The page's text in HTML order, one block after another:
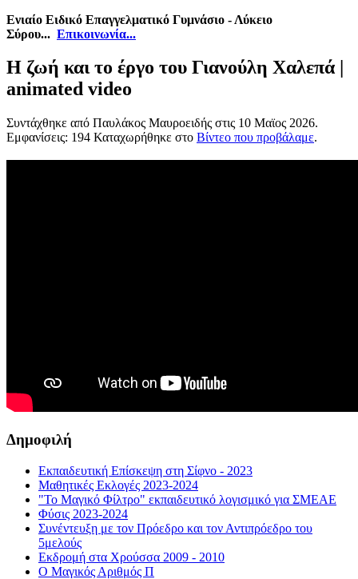
Ενιαίο Ειδικό Επαγγελματικό Γυμνάσιο - Λύκειο
Σύρου... Επικοινωνία...
Η ζωή και το έργο του Γιανούλη Χαλεπά |
animated video
Συντάχθηκε από Παυλάκος Μαυροειδής στις 10 Μαϊος 2026.
Εμφανίσεις: 194 Καταχωρήθηκε στο Βίντεο που προβάλαμε.
Δημοφιλή
Εκπαιδευτική Επίσκεψη στη Σίφνο - 2023
Μαθητικές Εκλογές 2023-2024
"Το Μαγικό Φίλτρο" εκπαιδευτικό λογισμικό για ΣΜΕΑΕ
Φύσις 2023-2024
Συνέντευξη με τον Πρόεδρο και τον Αντιπρόεδρο του
5μελούς
Εκδρομή στα Χρούσσα 2009 - 2010
Ο Μαγικός Αριθμός Π